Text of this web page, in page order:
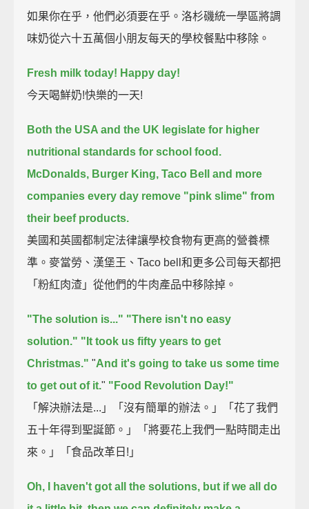
如果你在乎，他們必須要在乎。洛杉磯統一學區將調
味奶從六十五萬個小朋友每天的學校餐點中移除。
Fresh milk today! Happy day!
今天喝鮮奶!快樂的一天!
Both the USA and the UK legislate for higher
nutritional standards for school food.
McDonalds, Burger King, Taco Bell and more
companies every day remove "pink slime" from
their beef products.
美國和英國都制定法律讓學校食物有更高的營養標
準。麥當勞、漢堡王、Taco bell和更多公司每天都把
「粉紅肉渣」從他們的牛肉產品中移除掉。
"The solution is..." "There isn't no easy
solution." "It took us fifty years to get
Christmas." "And it's going to take us some time
to get out of it." "Food Revolution Day!"
「解決辦法是...」「沒有簡單的辦法。」「花了我們
五十年得到聖誕節。」「將要花上我們一點時間走出
來。」「食品改革日!」
Oh, I haven't got all the solutions, but if we all do